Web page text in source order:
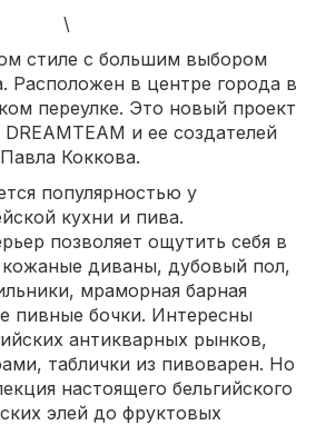
\
стиле с большим выбором
Расположен в центре города в
переулке. Это новый проект
и ее создателей
Коккова.
популярностью у
кухни и пива.
позволяет ощутить себя в
кожаные диваны, дубовый пол,
мраморная барная
пивные бочки. Интересны
антикварных рынков,
таблички из пивоварен. Но
настоящего бельгийского
элей до фруктовых